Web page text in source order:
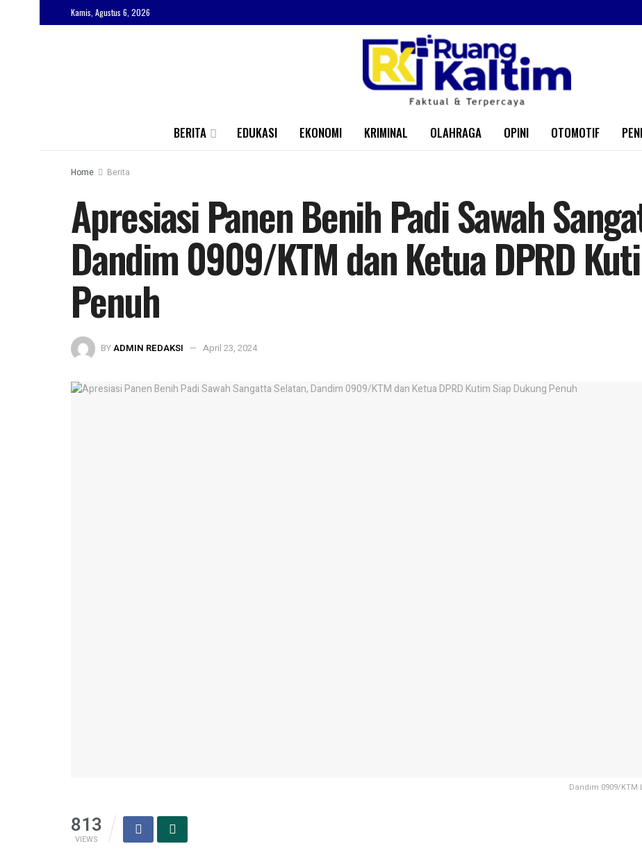
Kamis, Agustus 6, 2026
BERITA EDUKASI EKONOMI KRIMINAL OLAHRAGA OPINI OTOMOTIF
Home Berita
Apresiasi Panen Benih Padi Sawah
Dandim 0909/KTM dan Ketua DPRD
Penuh
BYADMIN REDAKSI April 23, 2024
Dandim 0909/KTM
813
VIEWS